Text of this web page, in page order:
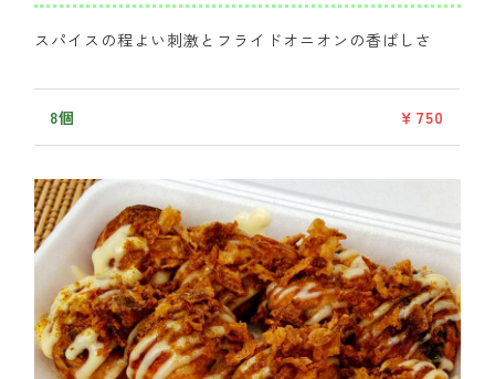
スパイスの程よい刺激とフライドオニオンの香ばしさ
8個 ￥750